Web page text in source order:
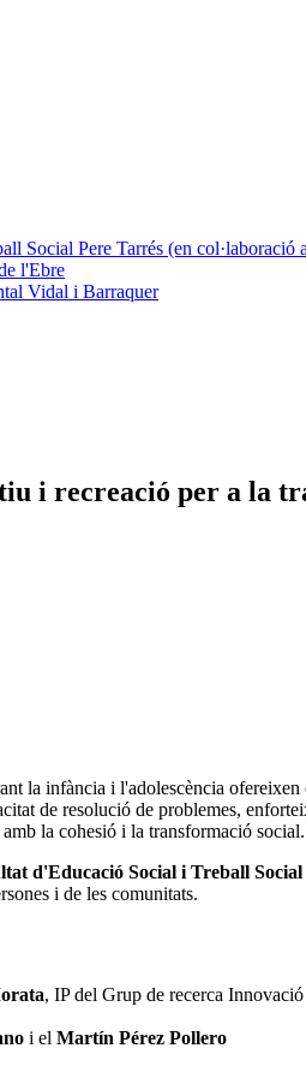
Social Pere Tarrés (en col·laboració
l'Ebre
Vidal i Barraquer
i recreació per a la
la infància i l'adolescència
de resolució de problemes,
la cohesió i la transformació social.
d'Educació Social i Treball
i de les comunitats.
, IP del Grup de recerca
i el Martín Pérez Pollero